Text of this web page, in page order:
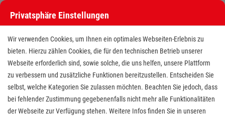
Privatsphäre Einstellungen
Wir verwenden Cookies, um Ihnen ein optimales Webseiten-Erlebnis zu
bieten. Hierzu zählen Cookies, die für den technischen Betrieb unserer
Webseite erforderlich sind, sowie solche, die uns helfen, unsere Plattform
zu verbessern und zusätzliche Funktionen bereitzustellen. Entscheiden Sie
selbst, welche Kategorien Sie zulassen möchten. Beachten Sie jedoch, dass
bei fehlender Zustimmung gegebenenfalls nicht mehr alle Funktionalitäten
der Webseite zur Verfügung stehen. Weitere Infos finden Sie in unseren